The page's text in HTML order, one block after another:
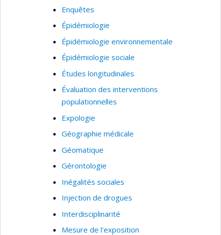
changer les voisinages pour le mieux.
Enquêtes
Épidémiologie
Épidémiologie environnementale
Épidémiologie sociale
Études longitudinales
Évaluation des interventions
populationnelles
Expologie
Géographie médicale
Géomatique
Gérontologie
Inégalités sociales
Injection de drogues
Interdisciplinarité
Mesure de l'exposition